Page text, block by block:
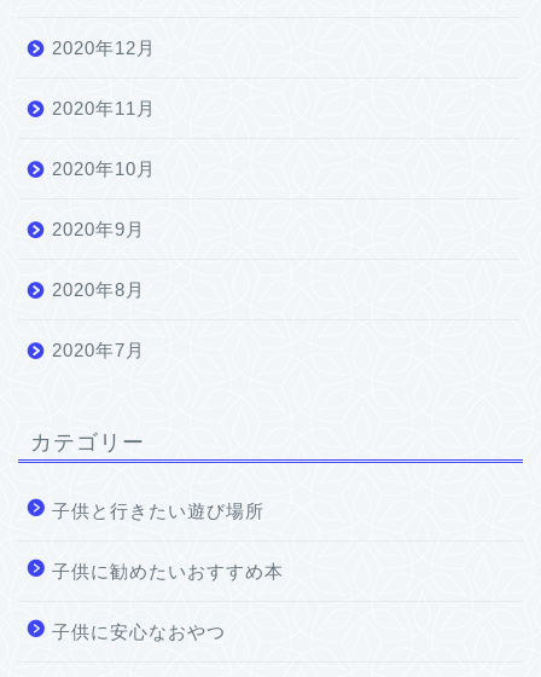
2020年12月
2020年11月
2020年10月
2020年9月
2020年8月
2020年7月
カテゴリー
子供と行きたい遊び場所
子供に勧めたいおすすめ本
子供に安心なおやつ